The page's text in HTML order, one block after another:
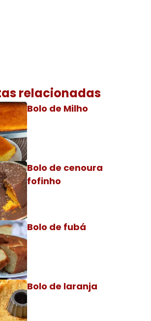
relacionadas
Bolo de Milho
Bolo de cenoura
fofinho
Bolo de fubá
Bolo de laranja